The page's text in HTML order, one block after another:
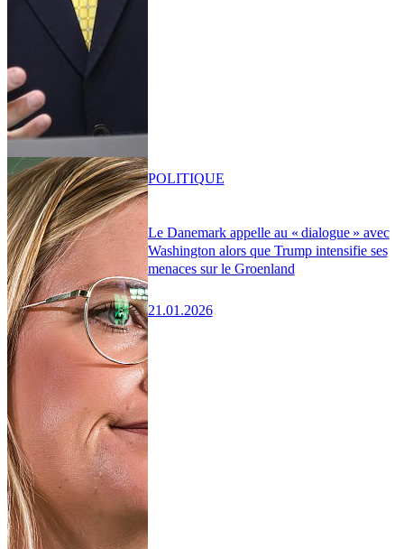
Le Danemark appelle au « dialogue » avec
Washington alors que Trump intensifie ses
menaces sur le Groenland
21.01.2026
POLITIQUE